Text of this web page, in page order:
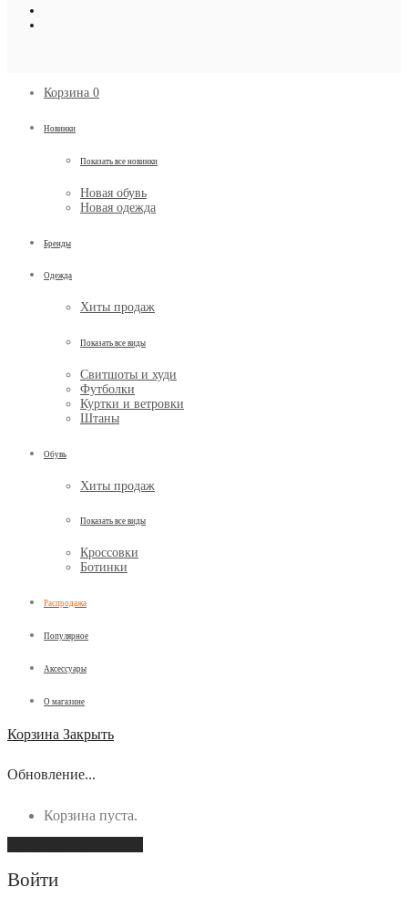
Корзина 0
Новинки
Показать все новинки
Новая обувь
Новая одежда
Бренды
Одежда
Хиты продаж
Показать все виды
Свитшоты и худи
Футболки
Куртки и ветровки
Штаны
Обувь
Хиты продаж
Показать все виды
Кроссовки
Ботинки
Распродажа
Популярное
Аксессуары
О магазине
Корзина Закрыть
Обновление...
Корзина пуста.
Войти